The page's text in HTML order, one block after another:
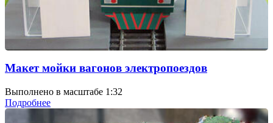
Макет мойки вагонов электропоездов
Выполнено в масштабе 1:32
Подробнее